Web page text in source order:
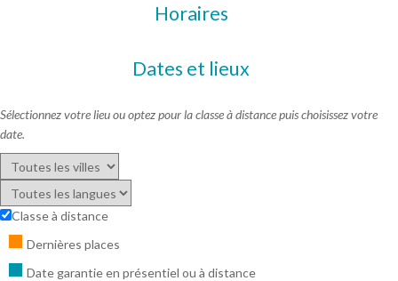
Horaires
Dates et lieux
Sélectionnez votre lieu ou optez pour la classe à distance puis choisissez votre
date.
Classe à distance
Dernières places
Date garantie en présentiel ou à distance